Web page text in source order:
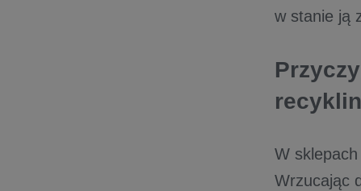
w stanie ją
W
Wrzucając